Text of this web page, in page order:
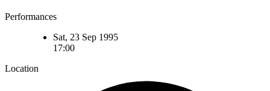
Performances
Sat, 23 Sep 1995
17:00
Location